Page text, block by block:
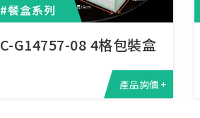
#餐盒系列
C-G14757-08 4格包裝盒
產品詢價 +